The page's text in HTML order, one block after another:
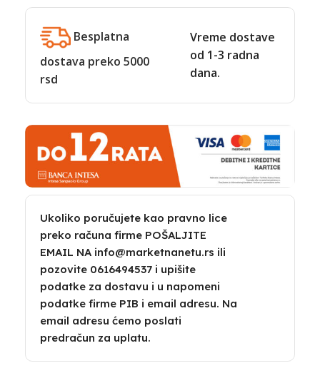
Besplatna
dostava preko 5000
rsd
Vreme dostave
od 1-3 radna
dana.
Ukoliko poručujete kao pravno lice
preko računa firme POŠALJITE
EMAIL NA info@marketnanetu.rs ili
pozovite 0616494537 i upišite
podatke za dostavu i u napomeni
podatke firme PIB i email adresu. Na
email adresu ćemo poslati
predračun za uplatu.